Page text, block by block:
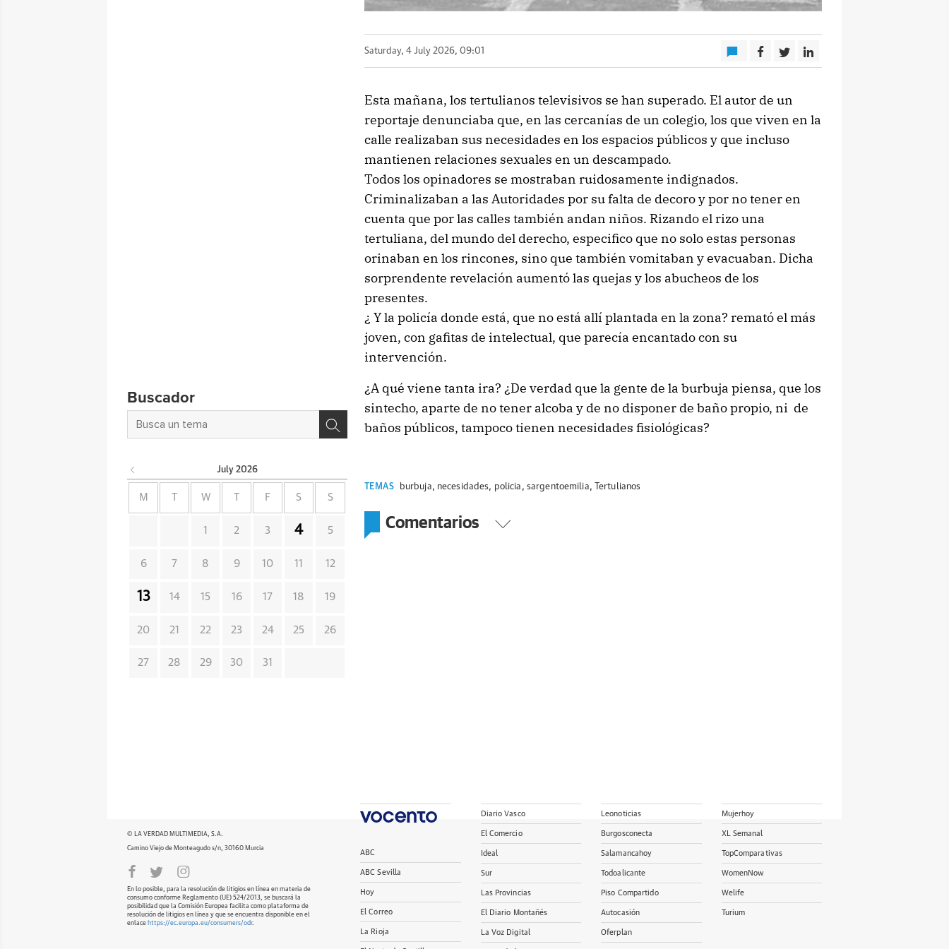
Saturday, 4 July 2026, 09:01
Esta mañana, los tertulianos televisivos se han superado. El autor de un
reportaje denunciaba que, en las cercanías de un colegio, los que viven en la
calle realizaban sus necesidades en los espacios públicos y que incluso
mantienen relaciones sexuales en un descampado.
Todos los opinadores se mostraban ruidosamente indignados.
Criminalizaban a las Autoridades por su falta de decoro y por no tener en
cuenta que por las calles también andan niños. Rizando el rizo una
tertuliana, del mundo del derecho, especifico que no solo estas personas
orinaban en los rincones, sino que también vomitaban y evacuaban. Dicha
sorprendente revelación aumentó las quejas y los abucheos de los
presentes.
¿ Y la policía donde está, que no está allí plantada en la zona? remató el más
joven, con gafitas de intelectual, que parecía encantado con su
intervención.
¿A qué viene tanta ira? ¿De verdad que la gente de la burbuja piensa, que los
sintecho, aparte de no tener alcoba y de no disponer de baño propio, ni de
baños públicos, tampoco tienen necesidades fisiológicas?
TEMAS burbuja, necesidades, policia , sargentoemilia, Tertulianos
Comentarios
Buscador
July 2026
M W F S S
1 2 3 4 5
6 7 8 9 10 11 12
13 14 15 16 17 18 19
20 21 22 23 24 25 26
27 28 29 30 31
© LA VERDAD MULTIMEDIA, S.A.
Camino Viejo de Monteagudo s/n, 30160 Murcia
En lo posible, para la resolución de litigios en línea en materia de
consumo conforme Reglamento (UE) 524/2013, se buscará la
posibilidad que la Comisión Europea facilita como plataforma de
resolución de litigios en línea y que se encuentra disponible en el
enlace https://ec.europa.eu/consumers/odr.
ABC
ABC Sevilla
Hoy
El Correo
La Rioja
Diario Vasco
El Comercio
Ideal
Sur
Las Provincias
El Diario Montañés
La Voz Digital
Leonoticias
Burgosconecta
Salamancahoy
Todoalicante
Piso Compartido
Autocasión
Oferplan
Mujerhoy
XL Semanal
TopComparativas
WomenNow
Welife
Turium